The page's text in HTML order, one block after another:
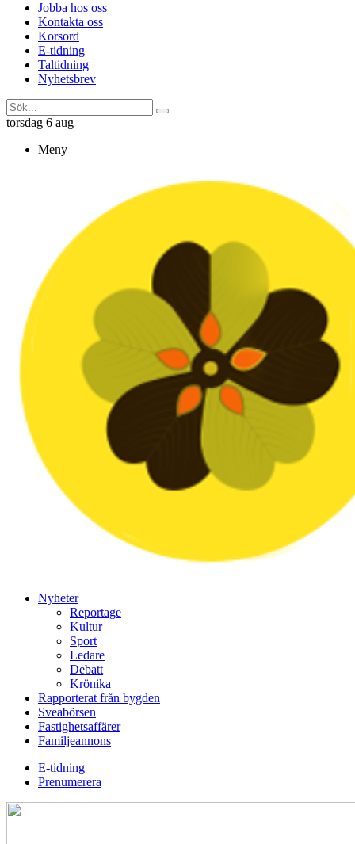
Jobba hos oss
Kontakta oss
Korsord
E-tidning
Taltidning
Nyhetsbrev
torsdag 6 aug
Meny
Nyheter
Reportage
Kultur
Sport
Ledare
Debatt
Krönika
Rapporterat från bygden
Sveabörsen
Fastighetsaffärer
Familjeannons
E-tidning
Prenumerera